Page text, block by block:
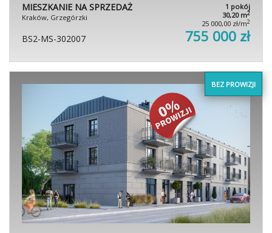
MIESZKANIE NA SPRZEDAŻ
Kraków, Grzegórzki
1 pokój
30,20 m2
25 000,00 zł/m2
BS2-MS-302007 755 000 zł
BEZ PROWIZJI